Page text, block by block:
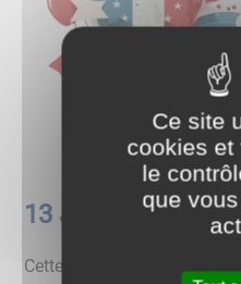
13 JUILLET 2023
Cette année en partenariat
Ce site
cookies et
le
que